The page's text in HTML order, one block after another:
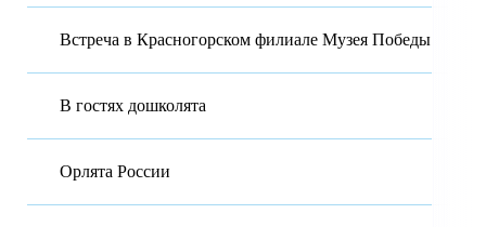
Встреча в Красногорском филиале Музея Победы
В гостях дошколята
Орлята России